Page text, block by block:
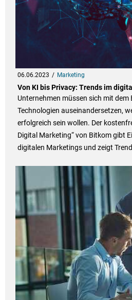
06.06.2023 Marketing
Von KI bis Privacy: Trends im
Unternehmen müssen sich mit dem
Technologien auseinandersetzen,
erfolgreich sein wollen. Der
Digital Marketing“ von Bitkom gibt
digitalen Marketings und zeigt